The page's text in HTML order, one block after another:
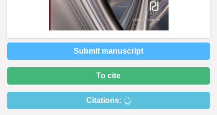
Submit manuscript
To cite
Citations: